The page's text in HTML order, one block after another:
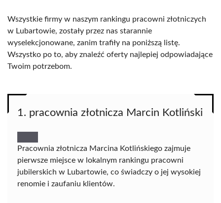
Wszystkie firmy w naszym rankingu pracowni złotniczych
w Lubartowie, zostały przez nas starannie
wyselekcjonowane, zanim trafiły na poniższą listę.
Wszystko po to, aby znaleźć oferty najlepiej odpowiadające
Twoim potrzebom.
1. pracownia złotnicza Marcin Kotliński
Pracownia złotnicza Marcina Kotlińskiego zajmuje
pierwsze miejsce w lokalnym rankingu pracowni
jubilerskich w Lubartowie, co świadczy o jej wysokiej
renomie i zaufaniu klientów.